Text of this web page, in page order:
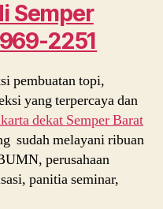
Berkualitas
No.
1
Semper
Barat
WA
081289692251
Semper
2251
pembuatan topi,
yang terpercaya dan
dekat Semper Barat
sudah melayani ribuan
perusahaan
panitia seminar,